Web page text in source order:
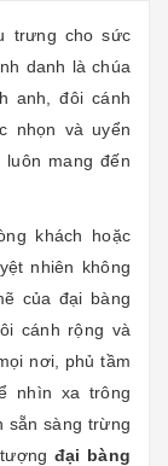
trưng cho sức
danh là chúa
anh, đôi cánh
nhọn và uyển
mang đến
khách hoặc
nhiên không
của đại bàng
cánh rộng và
nơi, phủ tầm
nhìn xa trông
sẵn sàng trừng
đại bàng